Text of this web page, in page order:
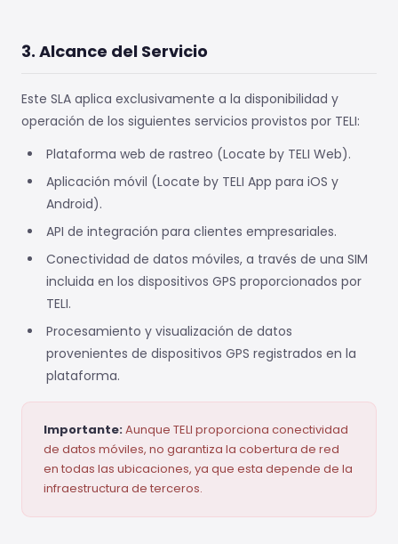
3. Alcance del Servicio
Este SLA aplica exclusivamente a la disponibilidad y
operación de los siguientes servicios provistos por TELI:
Plataforma web de rastreo (Locate by TELI Web).
Aplicación móvil (Locate by TELI App para iOS y
Android).
API de integración para clientes empresariales.
Conectividad de datos móviles, a través de una SIM
incluida en los dispositivos GPS proporcionados por
TELI.
Procesamiento y visualización de datos
provenientes de dispositivos GPS registrados en la
plataforma.
Importante:Aunque TELI proporciona conectividad
de datos móviles, no garantiza la cobertura de red
en todas las ubicaciones, ya que esta depende de la
infraestructura de terceros.